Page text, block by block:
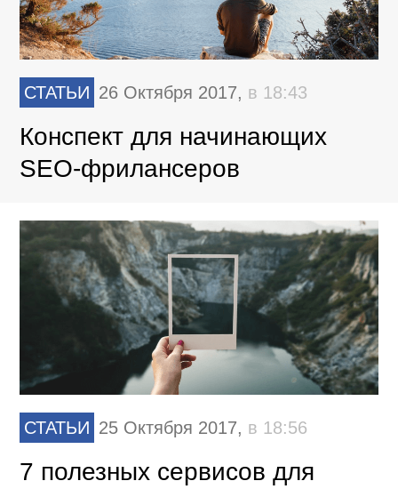
СТАТЬИ 26 Октября 2017, в 18:43
Конспект для начинающих
SEO-фрилансеров
СТАТЬИ 25 Октября 2017, в 18:56
7 полезных сервисов для